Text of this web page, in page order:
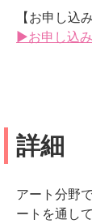
【お申し込み
▶お申し込
詳細
アート分野
ートを通し